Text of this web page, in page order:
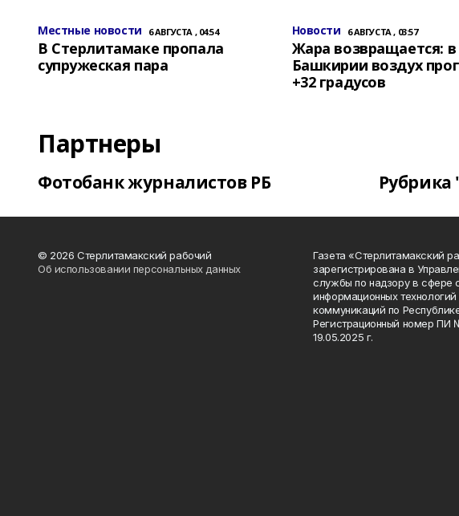
Местные новости 6 АВГУСТА , 04:54
В Стерлитамаке пропала
супружеская пара
Новости 6 АВГУСТА , 03:57
Жара возвращается: в
Башкирии воздух
+32 градусов
Партнеры
Фотобанк журналистов РБ
© 2026 Стерлитамакский рабочий
Об использовании персональных данных
Газета «Стерлитамакский
зарегистрирована в
службы по надзору в сфере
информационных
коммуникаций по
Регистрационный номер ПИ
19.05.2025 г.